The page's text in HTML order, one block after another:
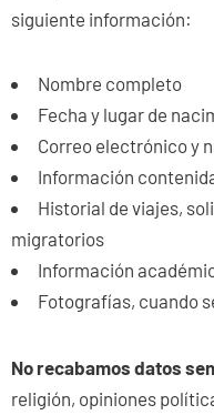
siguiente información:
Nombre completo
Fecha y lugar de
Correo electrónico y
Información
Historial de viajes,
migratorios
Información
Fotografías, cuando
No recabamos datos
religión, opiniones